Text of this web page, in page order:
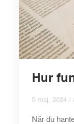
Hur
5 maj, 2024 /
När du